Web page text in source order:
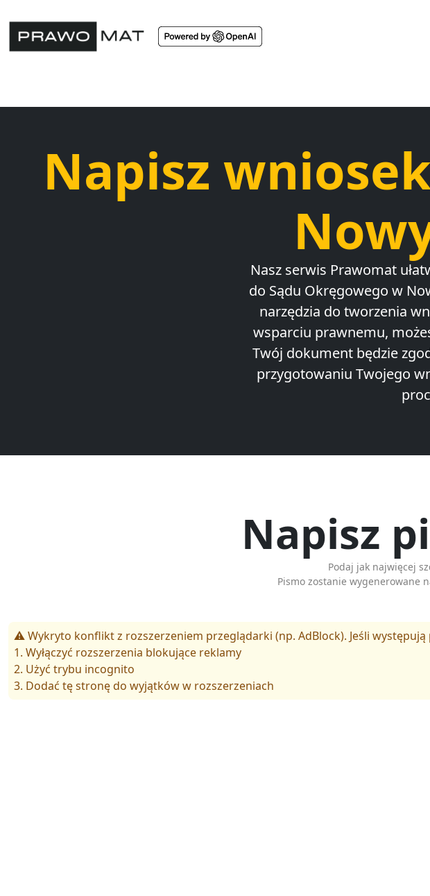
Napisz
Nasz serwis Prawomat
do Sądu Okręgowego w
narzędzia do tworzenia
wsparciu prawnemu,
Twój dokument będzie
przygotowaniu Twojego
Napisz
Podaj jak najwięcej
Pismo zostanie wygenerowane
⚠️ Wykryto konflikt z rozszerzeniem przeglądarki (np. AdBlock). Jeśli
1. Wyłączyć rozszerzenia blokujące reklamy
2. Użyć trybu incognito
3. Dodać tę stronę do wyjątków w rozszerzeniach